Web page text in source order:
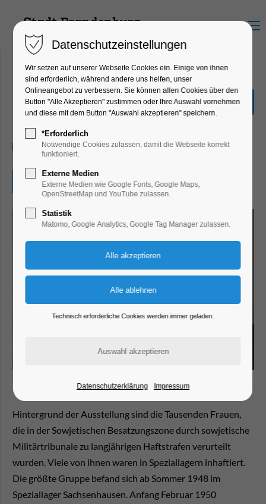
Menu
Ausstellung"frauenHAFT"
Ausstellung
26.06.2026, 13:00–17:00
Eintritt frei
Hintergrund der Ausstellung sind die Tausenden Frauen,
die in der Sowjetischen Besatzungszone durch sowjetische
Militärtribunale zu langjährigen Haftstrafen verurteilt
wurden. Viele von ihnen waren in Speziallagern inhaftiert.
Die größte Gruppe befand sich ab Sommer 1948 im
Speziallager Sachsenhausen. Anfang Februar 1950
Datenschutzeinstellungen
Wir setzen auf unserer Webseite Cookies ein. Einige von ihnen
sind erforderlich, während andere uns helfen, unser
Onlineangebot zu verbessern. Sie können allen Cookies über den
Button "Alle Akzeptieren" zustimmen oder Ihre Auswahl vornehmen
und diese mit dem Button "Auswahl akzeptieren" speichern.
*Erforderlich
Notwendige Cookies zulassen, damit die Webseite korrekt
funktioniert.
Externe Medien
Externe Medien wie Google Fonts, Google Maps,
OpenStreetMap und YouTube zulassen.
Statistik
Matomo, Google Analytics, Google Tag Manager zulassen.
Technisch erforderliche Cookies werden immer geladen.
Datenschutzerklärung Impressum